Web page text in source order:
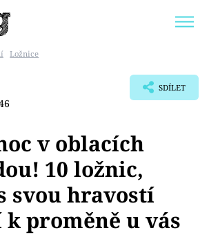
Ložnice
SDÍLET
v oblacích
10 ložnic,
svou hravostí
proměně u vás